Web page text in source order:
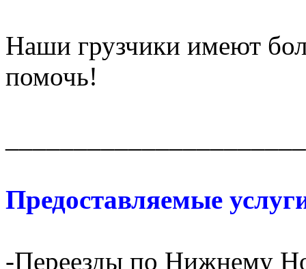
Наши грузчики имеют
помочь!
Предоставляемые
-Переезды по Нижнему